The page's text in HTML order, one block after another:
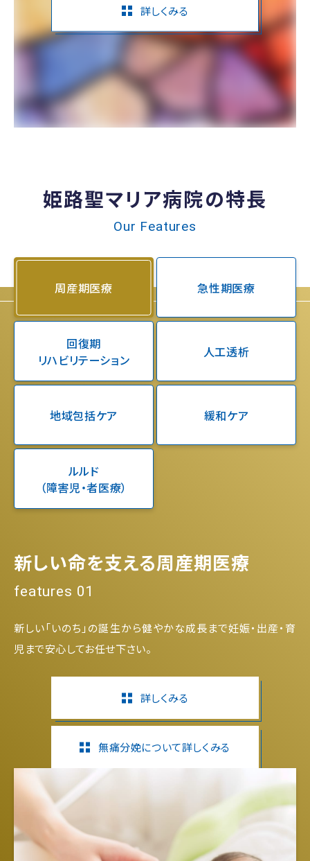
詳しくみる
姫路聖マリア病院の特長
Our Features
周産期医療 急性期医療
回復期
リハビリテーション
人工透析
地域包括ケア 緩和ケア
ルルド
（障害児・者医療）
新しい命を支える周産期医療
features 01
新しい「いのち」の誕生から健やかな成長まで妊娠・出産・育
児まで安心してお任せ下さい。
詳しくみる
無痛分娩について詳しくみる